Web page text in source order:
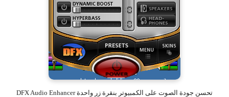
تحسن جودة الصوت على الكمبيوتر بنقرة زر واحدة DFX Audio Enhancer